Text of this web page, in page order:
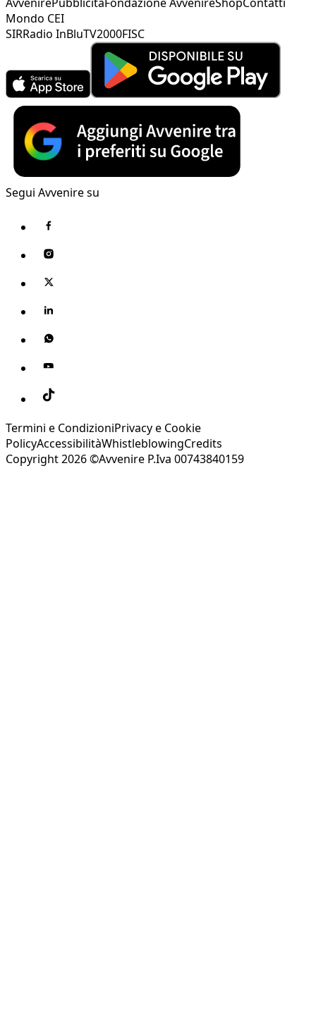
Mondo CEI
SIRRadio InBluTV2000FISC
Segui Avvenire su
Termini e CondizioniPrivacy e Cookie
PolicyAccessibilitàWhistleblowingCredits
Copyright 2026 ©Avvenire P.Iva 00743840159